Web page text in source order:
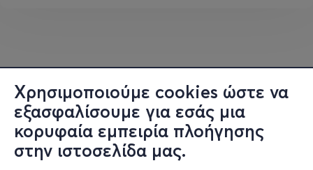
Χρησιμοποιούμε cookies ώστε να
εξασφαλίσουμε για εσάς μια
κορυφαία εμπειρία πλοήγησης
στην ιστοσελίδα μας.